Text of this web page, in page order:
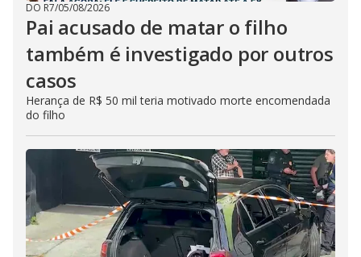
DO R7/05/08/2026
Pai acusado de matar o filho
também é investigado por outros
casos
Herança de R$ 50 mil teria motivado morte encomendada
do filho